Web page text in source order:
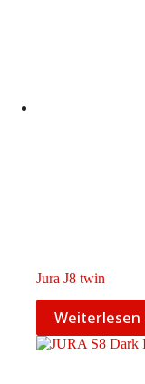
Jura J8 twin
Weiterlesen